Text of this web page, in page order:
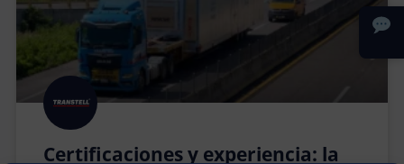
Certificaciones y experiencia: la